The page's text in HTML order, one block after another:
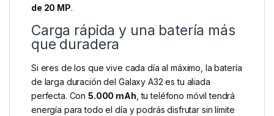
de 20 MP.
Carga rápida y una batería más
que duradera
Si eres de los que vive cada día al máximo, la batería
de larga duración del Galaxy A32 es tu aliada
perfecta. Con5.000 mAh , tu teléfono móvil tendrá
energía para todo el día y podrás disfrutar sin límite